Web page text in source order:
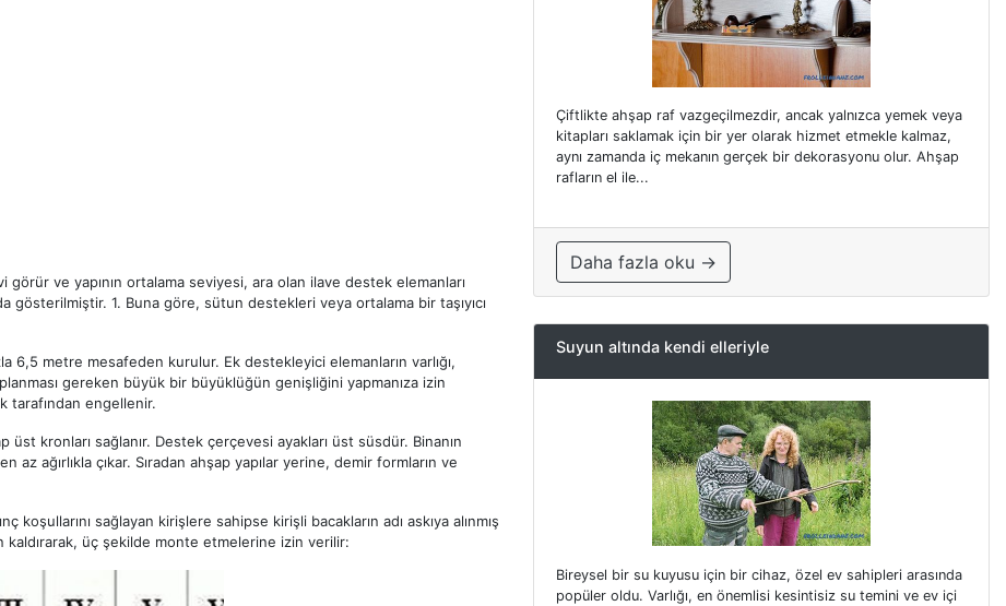
ve yapının ortalama seviyesi, ara olan ilave destek elemanları
1. Buna göre, sütun destekleri veya ortalama bir taşıyıcı
​​metre mesafeden kurulur. Ek destekleyici elemanların varlığı,
gereken büyük bir büyüklüğün genişliğini yapmanıza izin
tarafından engellenir.
kronları sağlanır. Destek çerçevesi ayakları üst süsdür. Binanın
ağırlıkla çıkar. Sıradan ahşap yapılar yerine, demir formların ve
sağlayan kirişlere sahipse kirişli bacakların adı askıya alınmış
kaldırarak, üç şekilde monte etmelerine izin verilir:
Çiftlikte ahşap raf vazgeçilmezdir, ancak yalnızca yemek veya
kitapları saklamak için bir yer olarak hizmet etmekle kalmaz,
aynı zamanda iç mekanın gerçek bir dekorasyonu olur. Ahşap
rafların el ile...
Daha fazla oku →
Suyun altında kendi elleriyle
Bireysel bir su kuyusu için bir cihaz, özel ev sahipleri arasında
popüler oldu. Varlığı, en önemlisi kesintisiz su temini ve ev içi